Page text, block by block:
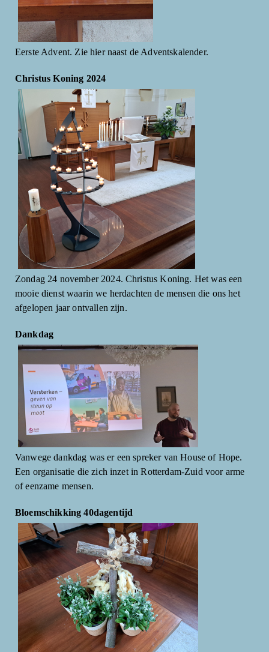
Eerste Advent. Zie hier naast de Adventskalender.
Christus Koning 2024
Zondag 24 november 2024. Christus Koning. Het was een
mooie dienst waarin we herdachten de mensen die ons het
afgelopen jaar ontvallen zijn.
Dankdag
Vanwege dankdag was er een spreker van House of Hope.
Een organisatie die zich inzet in Rotterdam-Zuid voor arme
of eenzame mensen.
Bloemschikking 40dagentijd